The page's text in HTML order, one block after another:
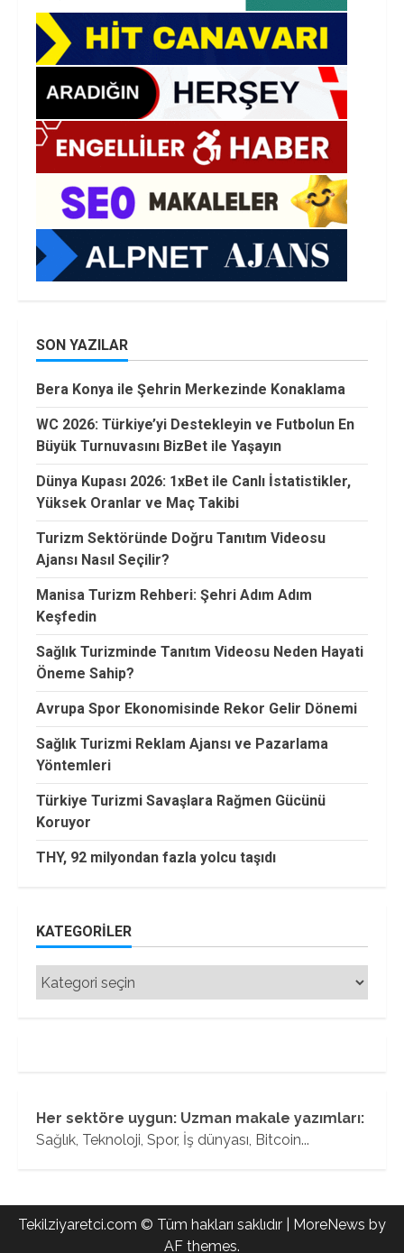
SON YAZILAR
Bera Konya ile Şehrin Merkezinde Konaklama
WC 2026: Türkiye’yi Destekleyin ve Futbolun En
Büyük Turnuvasını BizBet ile Yaşayın
Dünya Kupası 2026: 1xBet ile Canlı İstatistikler,
Yüksek Oranlar ve Maç Takibi
Turizm Sektöründe Doğru Tanıtım Videosu
Ajansı Nasıl Seçilir?
Manisa Turizm Rehberi: Şehri Adım Adım
Keşfedin
Sağlık Turizminde Tanıtım Videosu Neden Hayati
Öneme Sahip?
Avrupa Spor Ekonomisinde Rekor Gelir Dönemi
Sağlık Turizmi Reklam Ajansı ve Pazarlama
Yöntemleri
Türkiye Turizmi Savaşlara Rağmen Gücünü
Koruyor
THY, 92 milyondan fazla yolcu taşıdı
KATEGORILER
Kategoriler
Her sektöre uygun: Uzman makale yazımları:
Sağlık, Teknoloji, Spor, İş dünyası, Bitcoin...
Tekilziyaretci.com © Tüm hakları saklıdır MoreNews by
AF themes.